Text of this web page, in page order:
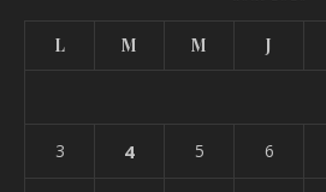
L M M J
3 4 5 6